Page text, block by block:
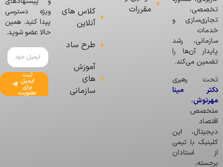
تخصصی،
تجاری‌سازی و
خدمات
سازمانی، رشد
پایدار آن‌ها را
تضمین می‌کند.
تحت رهبری
دکتر مینا
مهرنوش،
متخصص
اقتصاد
دیجیتال، این
کلینیک با تیمی
از استادان
برجسته،
مقررات
کلاس های
آنلاین
طرح ساد
آموزش
های
سازمانی
ویژه دسترسی
پیدا کنید. همین
حالا عضو شوید.
ثبت
ایمیل
برای
عضویت